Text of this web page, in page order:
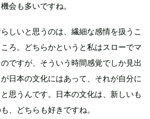
会も多いですね。
しいと思うのは、繊細な感情を扱うこ
ろ。どちらかというと私はスローでマ
ですが、そういう時間感覚でしか見出
日本の文化にはあって、それが自分に
思うんです。日本の文化は、新しいも
、どちらも好きですね。